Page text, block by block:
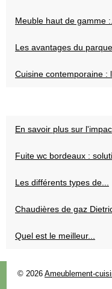
Meuble haut de gamme
Les avantages du
Cuisine contemporaine :
En savoir plus sur
Fuite wc bordeaux :
Les différents types de...
Chaudières de gaz
Quel est le meilleur...
© 2026 Ameublement-